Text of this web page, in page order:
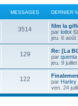
MESSAGES DERNIER
3514
film la
par lotlot
jeu. 6 août
129
Re: [La
par quenta
jeu. 9
122
par Harley
ven. 24